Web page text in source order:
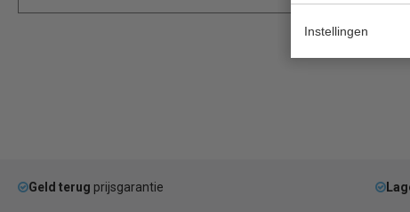
Instellingen
Geld terug prijsgarantie